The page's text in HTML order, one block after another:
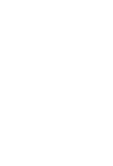
despre
social media ale